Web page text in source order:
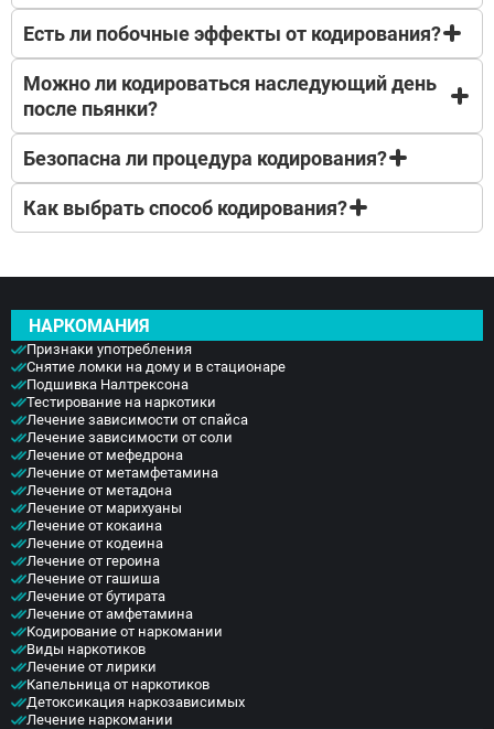
Нет. Так как суть метода – это гипноз, перед
процедурой проверяется насколько больной
поддается его воздействию.
Есть ли побочные эффекты от кодирования?
Если способ кодирования подобран правильно, и
пациент сообщил о всех аллергиях и хронических
заболеваниях, то нет.
Можно ли кодироваться наследующий день
после пьянки?
Нет сразу кодироваться нельзя необходимо
воздерживаться семь дней.
Безопасна ли процедура кодирования?
Процедура проводится опытными врачами после
предварительного осмотра.
Как выбрать способ кодирования?
врачом после осмотра, самостоятельно такой
выбор сделать нельзя.
НАРКОМАНИЯ
Признаки употребления
Снятие ломки на дому и в стационаре
Подшивка Налтрексона
Тестирование на наркотики
Лечение зависимости от спайса
Лечение зависимости от соли
Лечение от мефедрона
Лечение от метамфетамина
Лечение от метадона
Лечение от марихуаны
Лечение от кокаина
Лечение от кодеина
Лечение от героина
Лечение от гашиша
Лечение от бутирата
Лечение от амфетамина
Кодирование от наркомании
Виды наркотиков
Лечение от лирики
Капельница от наркотиков
Детоксикация наркозависимых
Лечение наркомании